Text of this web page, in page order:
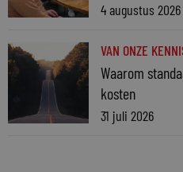
4 augustus 2026
VAN ONZE
Waarom
kosten
31 juli 2026